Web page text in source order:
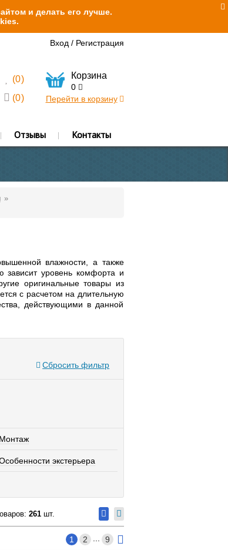
и делать его лучше.
Вход / Регистрация
(0)
(0)
Корзина
0
Перейти в корзину
Отзывы Контакты
влажности, а также
зависит уровень комфорта и
оригинальные товары из
с расчетом на длительную
действующими в данной
Сбросить фильтр
Монтаж
экстерьера
261шт.
1 2 9